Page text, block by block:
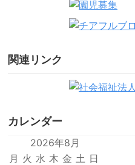
関連リンク
カレンダー
2026年8月
月 火 水 木 金 土 日